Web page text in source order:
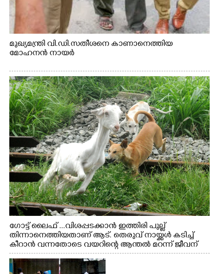
മുഖ്യമന്ത്രി വി.ഡി.സതീശനെ കാണാനെത്തിയ
മോഹനൻ നായർ
ഗോട്ട് ലൈഫ് ...വിശപ്പടക്കാൻ ഇത്തിരി പുല്ല്
തിന്നാനെത്തിയതാണ് ആട്. തെരുവ് നായ്ക്കൾ കടിച്ച്
കീറാൻ വന്നതോടെ വയറിന്റെ ആന്തൽ മറന്ന് ജീവന്
വേണ്ടിയായി ഓട്ടം. എറണാകുളം വാത്തുരുത്തിയിൽ
നിന്നുള്ള കാഴ്ച